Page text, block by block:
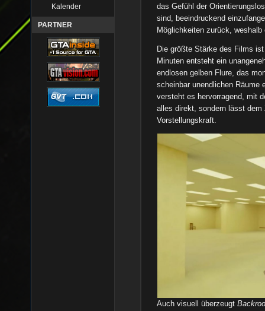
Kalender
PARTNER
das Gefühl der
sind, beeindruckend
Möglichkeiten zurück,
Die größte Stärke des Films
Minuten entsteht ein
endlosen gelben Flure, das
scheinbar unendlichen Räume
versteht es hervorragend, mit
alles direkt, sondern lässt dem
Vorstellungskraft.
Auch visuell überzeugt